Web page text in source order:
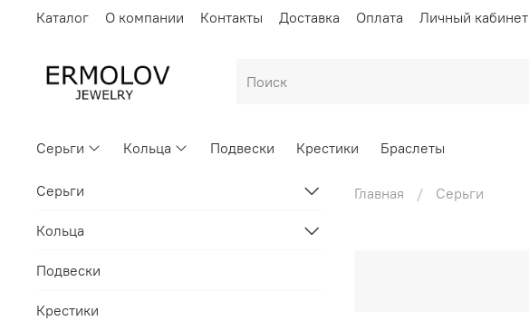
Каталог О компании Контакты Доставка Оплата Личный кабинет
Серьги Кольца Подвески Крестики Браслеты
Главная Серьги
Серьги
Кольца
Подвески
Крестики